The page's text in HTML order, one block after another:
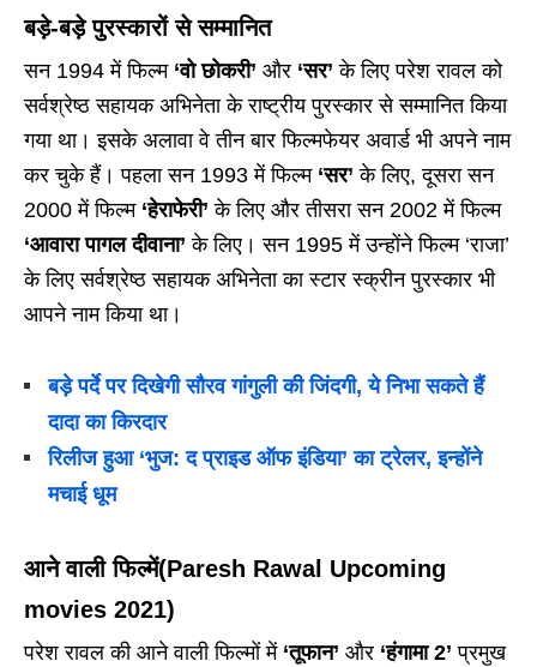
बड़े-बड़े पुरस्कारों से सम्मानित
सन 1994 में फिल्म ‘वो छोकरी’ और ‘सर’के लिए परेश रावल को
सर्वश्रेष्ठ सहायक अभिनेता के राष्ट्रीय पुरस्कार से सम्मानित किया
गया था। इसके अलावा वे तीन बार फिल्मफेयर अवार्ड भी अपने नाम
कर चुके हैं। पहला सन 1993 में फिल्म ‘सर’ के लिए, दूसरा सन
2000 में फिल्म ‘हेराफेरी’के लिए और तीसरा सन 2002 में फिल्म
‘आवारा पागल दीवाना’के लिए। सन 1995 में उन्होंने फिल्म ‘राजा’
के लिए सर्वश्रेष्ठ सहायक अभिनेता का स्टार स्क्रीन पुरस्कार भी
आपने नाम किया था।
बड़े पर्दे पर दिखेगी सौरव गांगुली की जिंदगी, ये निभा सकते हैं
दादा का किरदार
रिलीज हुआ ‘भुज: द प्राइड ऑफ इंडिया’ का ट्रेलर, इन्होंने
मचाई धूम
आने वाली फिल्में(Paresh Rawal Upcoming
movies 2021)
परेश रावल की आने वाली फिल्मों में ‘तूफान’ और ‘हंगामा 2’प्रमुख